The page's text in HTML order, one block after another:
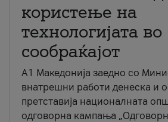
користење на
технологијата во
сообраќајот
A1 Македонија заедно со
внатрешни работи денеска и
претставија националната
одговорна кампања